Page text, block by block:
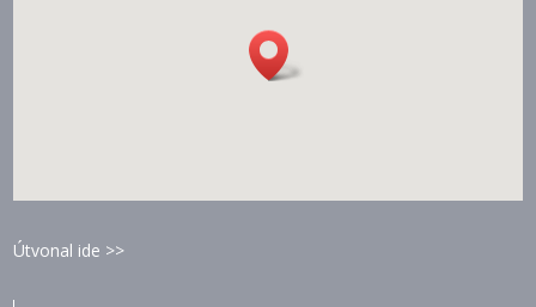
Útvonal ide >>